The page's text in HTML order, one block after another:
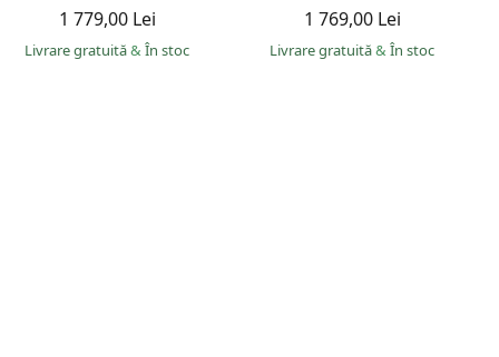
1 779,00 Lei
Livrare gratuită& În stoc
1 769,00 Lei
Livrare gratuită& În stoc